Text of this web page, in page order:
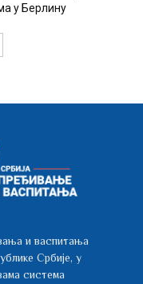
у Берлину
и васпитања
Србије, у
система